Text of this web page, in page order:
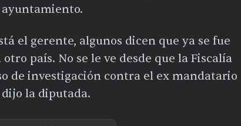
ayuntamiento.
el gerente, algunos dicen que ya se fue
país. No se le ve desde que la Fiscalía
de investigación contra el ex mandatario
dijo la diputada.